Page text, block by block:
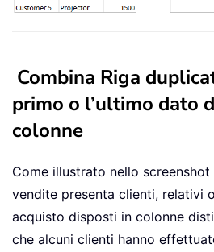
Combina Riga
primo o l’ultimo dato
colonne
Come illustrato nello
vendite presenta clienti, relativi
acquisto disposti in colonne
che alcuni clienti hanno